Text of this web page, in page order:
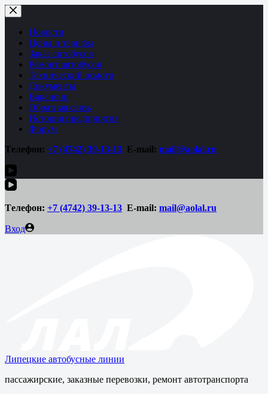
Перейти
к
сути
Новости
Цены и тарифы
Заказ автобусов
Ремонт автобусов
Технический осмотр
Документы
Вакансии
Обратная связь
История предприятия
Форум
Tелефон: +7 (4742) 39-13-13 E-mail: mail@aolal.ru
Tелефон: +7 (4742) 39-13-13 E-mail: mail@aolal.ru
Вход
Липецкие автобусные линии
пассажирские, заказные перевозки, ремонт автотранспорта